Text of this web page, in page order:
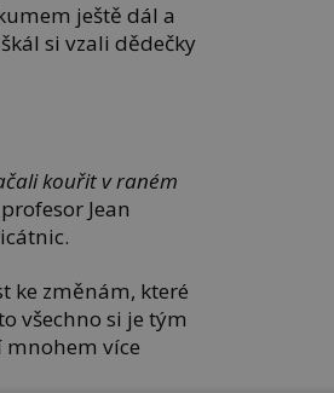
ještě dál a
si vzali dědečky
kouřit v raném
Jean
ke změnám, které
všechno si je tým
mnohem více